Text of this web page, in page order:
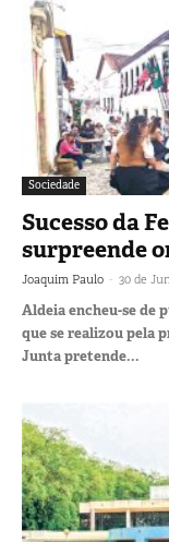
Sociedade
Sucesso da
surpreende
Joaquim Paulo - 30 de
Aldeia encheu-se de
que se realizou pela
Junta pretende...